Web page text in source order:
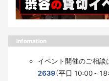
Infomation
イベント開催のご相談
2639（平日 10:00～